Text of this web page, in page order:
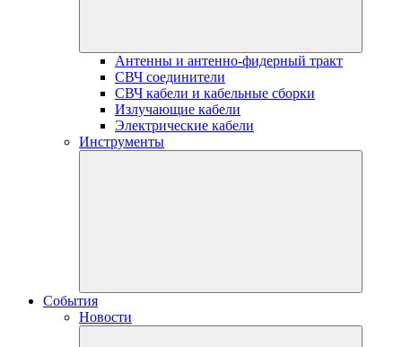
Антенны и антенно-фидерный тракт
СВЧ соединители
СВЧ кабели и кабельные сборки
Излучающие кабели
Электрические кабели
Инструменты
События
Новости